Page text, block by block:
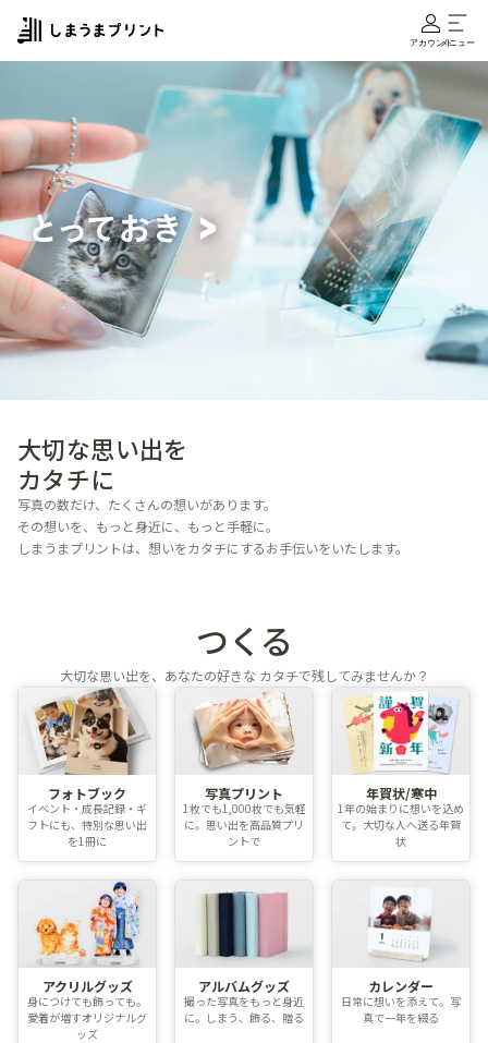
アカウントメニュー
大切な思い出を
カタチに
写真の数だけ、たくさんの想いがあります。
その想いを、もっと身近に、もっと手軽に。
しまうまプリントは、想いをカタチにするお手伝いをいたします。
つくる
大切な思い出を、あなたの好きな カタチで残してみませんか？
フォトブック
イベント・成長記録・ギ
フトにも、特別な思い出
を1冊に
写真プリント
1枚でも1,000枚でも気軽
に。思い出を高品質プリ
ントで
年賀状/寒中
1年の始まりに想いを込め
て。大切な人へ送る年賀
状
アクリルグッズ
身につけても飾っても。
愛着が増すオリジナルグ
ッズ
アルバムグッズ
撮った写真をもっと身近
に。しまう、飾る、贈る
カレンダー
日常に想いを添えて。写
真で一年を綴る